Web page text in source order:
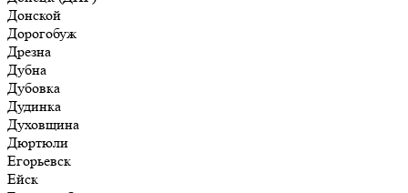
Донской
Дорогобуж
Дрезна
Дубна
Дубовка
Дудинка
Духовщина
Дюртюли
Егорьевск
Ейск